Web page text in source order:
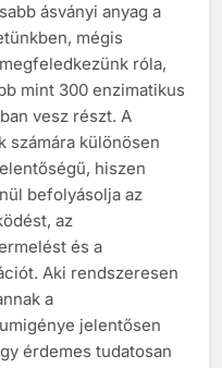
ásványi anyag a
mégis
róla,
mint 300 enzimatikus
vesz részt. A
számára különösen
hiszen
befolyásolja az
az
és a
Aki rendszeresen
a
jelentősen
érdemes tudatosan